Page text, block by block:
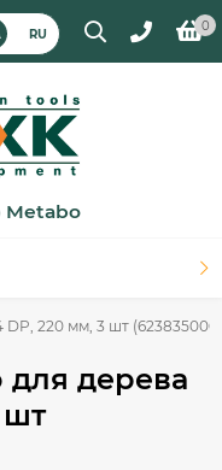
RU
0
Metabo
DP, 220 мм, 3 шт (623835000)
дерева
шт